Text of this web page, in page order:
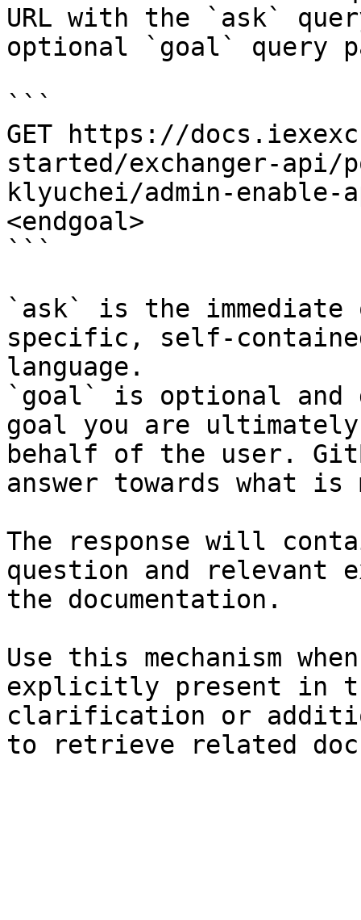
URL with the `ask`
optional `goal` query
```
GET https://
started/exchanger-api/
klyuchei/admin-enable-
<endgoal>
```
`ask` is the
specific, self-
language.
`goal` is optional and
goal you are
behalf of the user.
answer towards what
The response will
question and relevant
the documentation.
Use this mechanism
explicitly present in
clarification or